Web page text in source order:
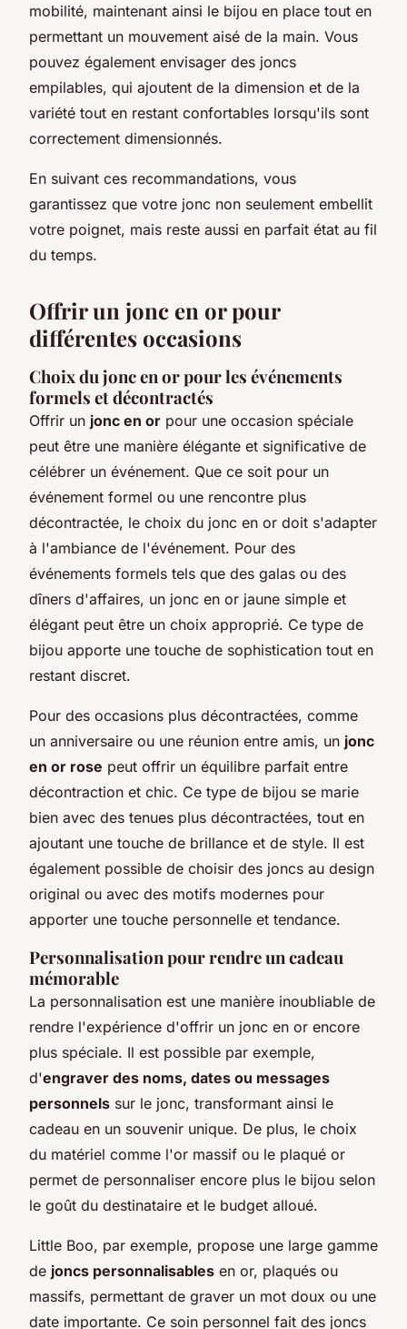
mobilité, maintenant ainsi le bijou en place tout en
permettant un mouvement aisé de la main. Vous
pouvez également envisager des joncs
empilables, qui ajoutent de la dimension et de la
variété tout en restant confortables lorsqu'ils sont
correctement dimensionnés.
En suivant ces recommandations, vous
garantissez que votre jonc non seulement embellit
votre poignet, mais reste aussi en parfait état au fil
du temps.
Offrir un jonc en or pour
différentes occasions
Choix du jonc en or pour les événements
formels et décontractés
Offrir un jonc en or pour une occasion spéciale
peut être une manière élégante et significative de
célébrer un événement. Que ce soit pour un
événement formel ou une rencontre plus
décontractée, le choix du jonc en or doit s'adapter
à l'ambiance de l'événement. Pour des
événements formels tels que des galas ou des
dîners d'affaires, un jonc en or jaune simple et
élégant peut être un choix approprié. Ce type de
bijou apporte une touche de sophistication tout en
restant discret.
Pour des occasions plus décontractées, comme
un anniversaire ou une réunion entre amis, un jonc
en or rose peut offrir un équilibre parfait entre
décontraction et chic. Ce type de bijou se marie
bien avec des tenues plus décontractées, tout en
ajoutant une touche de brillance et de style. Il est
également possible de choisir des joncs au design
original ou avec des motifs modernes pour
apporter une touche personnelle et tendance.
Personnalisation pour rendre un cadeau
mémorable
La personnalisation est une manière inoubliable de
rendre l'expérience d'offrir un jonc en or encore
plus spéciale. Il est possible par exemple,
d'engraver des noms, dates ou messages
personnels sur le jonc, transformant ainsi le
cadeau en un souvenir unique. De plus, le choix
du matériel comme l'or massif ou le plaqué or
permet de personnaliser encore plus le bijou selon
le goût du destinataire et le budget alloué.
Little Boo, par exemple, propose une large gamme
de joncs personnalisables en or, plaqués ou
massifs, permettant de graver un mot doux ou une
date importante. Ce soin personnel fait des joncs